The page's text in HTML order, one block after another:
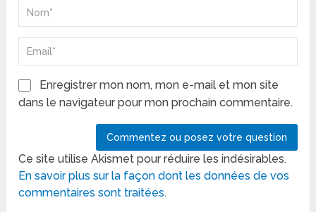
Enregistrer mon nom, mon e-mail et mon site
dans le navigateur pour mon prochain commentaire.
Ce site utilise Akismet pour réduire les indésirables.
En savoir plus sur la façon dont les données de vos
commentaires sont traitées.